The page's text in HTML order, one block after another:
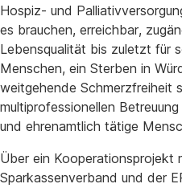
Hospiz- und
es brauchen, erreichbar,
Lebensqualität bis zuletzt für
Menschen, ein Sterben in
weitgehende Schmerzfreiheit
multiprofessionellen
und ehrenamtlich tätige
Über ein Kooperationsprojekt
Sparkassenverband und der